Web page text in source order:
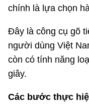
chính là lựa chọn
Đây là công cụ gõ
người dùng Việt
còn có tính năng
giây.
Các bước thực